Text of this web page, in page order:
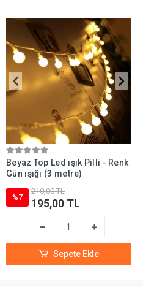
Beyaz Top Led ışık Pilli - Renk
Gün ışığı (3 metre)
%7
210,00 TL
195,00 TL
Sepete Ekle